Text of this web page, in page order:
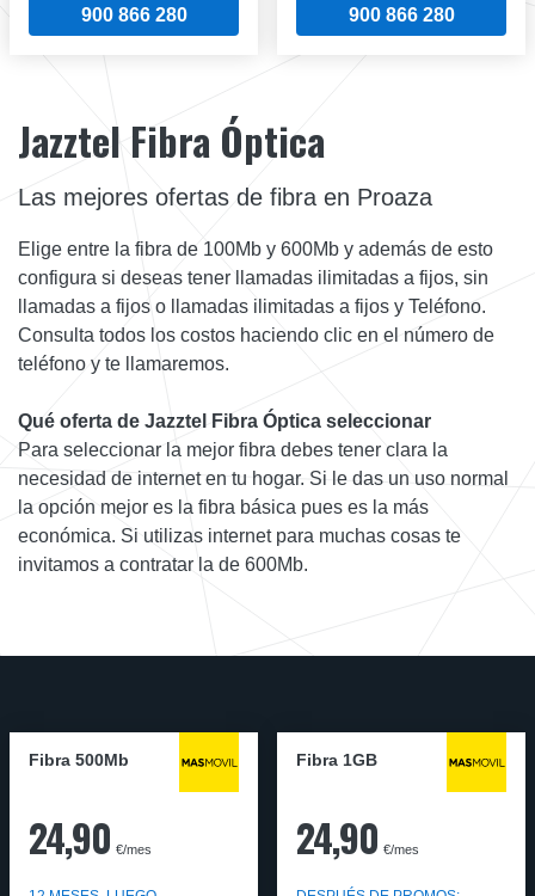
900 866 280 900 866 280
Jazztel Fibra Óptica
Las mejores ofertas de fibra en Proaza
Elige entre la fibra de 100Mb y 600Mb y además de esto
configura si deseas tener llamadas ilimitadas a fijos, sin
llamadas a fijos o llamadas ilimitadas a fijos y Teléfono.
Consulta todos los costos haciendo clic en el número de
teléfono y te llamaremos.
Qué oferta de Jazztel Fibra Óptica seleccionar
Para seleccionar la mejor fibra debes tener clara la
necesidad de internet en tu hogar. Si le das un uso normal
la opción mejor es la fibra básica pues es la más
económica. Si utilizas internet para muchas cosas te
invitamos a contratar la de 600Mb.
Fibra 500Mb
24,90 €/mes
Fibra 1GB
24,90 €/mes